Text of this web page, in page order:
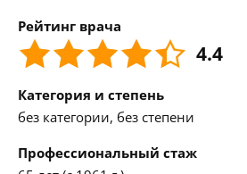
Рейтинг врача
4.4
Категория и степень
без категории, без степени
Профессиональный стаж